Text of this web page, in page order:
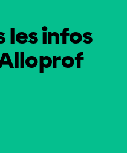
les infos